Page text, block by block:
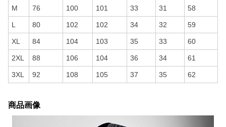
M 76 100 101 33 31 58
L 80 102 102 34 32 59
XL 84 104 103 35 33 60
2XL 88 106 104 36 34 61
3XL 92 108 105 37 35 62
商品画像